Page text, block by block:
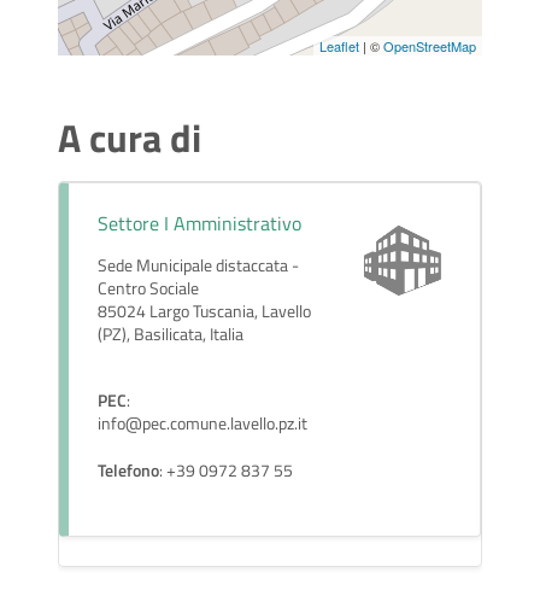
Leaflet | ©OpenStreetMap
A cura di
Settore I Amministrativo
Sede Municipale distaccata -
Centro Sociale
85024 Largo Tuscania, Lavello
(PZ), Basilicata, Italia
PEC:
info@pec.comune.lavello.pz.it
Telefono: +39 0972 837 55